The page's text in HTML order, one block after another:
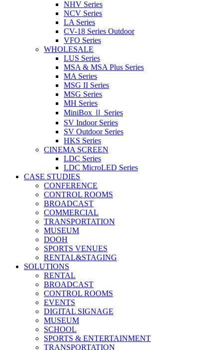
NHV Series
NCV Series
LA Series
CV-18 Series Outdoor
VFO Series
WHOLESALE
LUS Series
MSA & MSA Plus Series
MA Series
MSG II Series
MSG Series
MH Series
MiniBox Ⅱ Series
SV Indoor Series
SV Outdoor Series
HKS Series
CINEMA SCREEN
LDC Series
LDC MicroLED Series
CASE STUDIES
CONFERENCE
CONTROL ROOMS
BROADCAST
COMMERCIAL
TRANSPORTATION
MUSEUM
DOOH
SPORTS VENUES
RENTAL&STAGING
SOLUTIONS
RENTAL
BROADCAST
CONTROL ROOMS
EVENTS
DIGITAL SIGNAGE
MUSEUM
SCHOOL
SPORTS & ENTERTAINMENT
TRANSPORTATION